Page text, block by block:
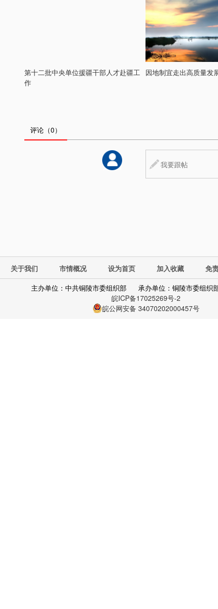
第十二批中央单位援疆干部人才赴疆工
作
因地制宜走出高质量发
评论 （0）
关于我们 市情概况 设为首页 加入收藏
免
主办单位：中共铜陵市委组织部
承办单位：铜陵市委组织
皖ICP备17025269号-2
皖公网安备 34070202000457号